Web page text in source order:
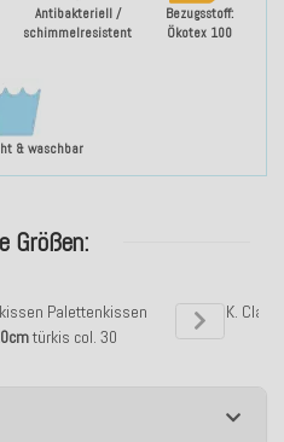
Antibakteriell /
schimmelresistent
Bezugsstoff:
Ökotex 100
& waschbar
Größen:
Palettenkissen
türkis col. 30
H.O.C.K.